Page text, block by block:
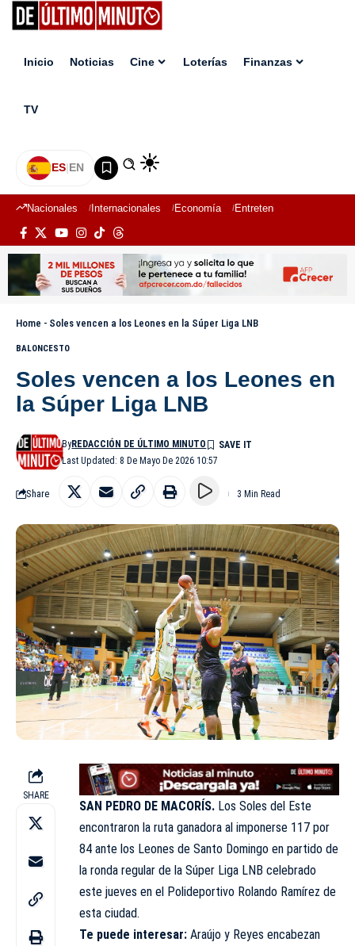
Inicio Noticias Cine Loterías Finanzas
TV
ES|EN
Nacionales Internacionales Economía Entretenimiento
Home - Soles vencen a los Leones en la Súper Liga LNB
BALONCESTO
Soles vencen a los Leones en
la Súper Liga LNB
Last Updated: 8 De Mayo De 2026 10:57
ByREDACCIÓN DE ÚLTIMO MINUTO
Share 3 Min Read
SHARE
SAN PEDRO DE MACORÍS. Los Soles del Este
encontraron la ruta ganadora al imponerse 117 por
84 ante los Leones de Santo Domingo en partido de
la ronda regular de la Súper Liga LNB celebrado
este jueves en el Polideportivo Rolando Ramírez de
esta ciudad.
Te puede interesar: Araújo y Reyes encabezan